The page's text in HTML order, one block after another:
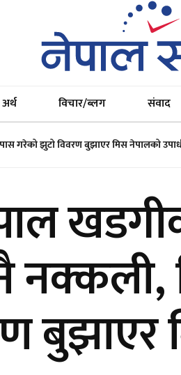
अर्थ विचार/ब्लग संवाद
गरेको झुटो विवरण बुझाएर मिस नेपालको
नै
बुझाएर